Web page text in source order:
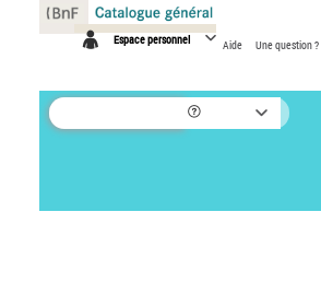
Espace personnel Aide Une question ?
Panneau de gestion des cookies